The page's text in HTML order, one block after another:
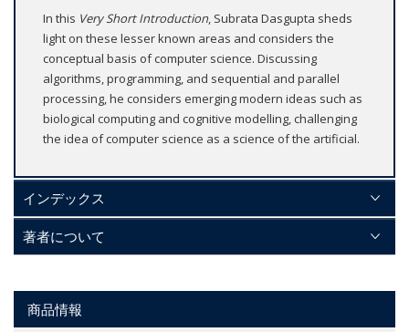
In this Very Short Introduction, Subrata Dasgupta sheds
light on these lesser known areas and considers the
conceptual basis of computer science. Discussing
algorithms, programming, and sequential and parallel
processing, he considers emerging modern ideas such as
biological computing and cognitive modelling, challenging
the idea of computer science as a science of the artificial.
インデックス
著者について
商品情報